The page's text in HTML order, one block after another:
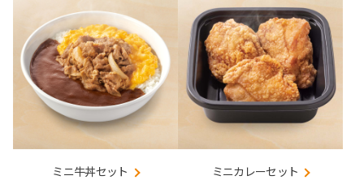
ミニ牛丼セット ミニカレーセット